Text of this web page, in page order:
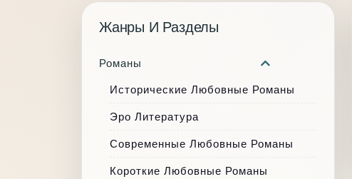
Жанры И Разделы
Романы
Исторические Любовные Романы
Эро Литература
Современные Любовные Романы
Короткие Любовные Романы